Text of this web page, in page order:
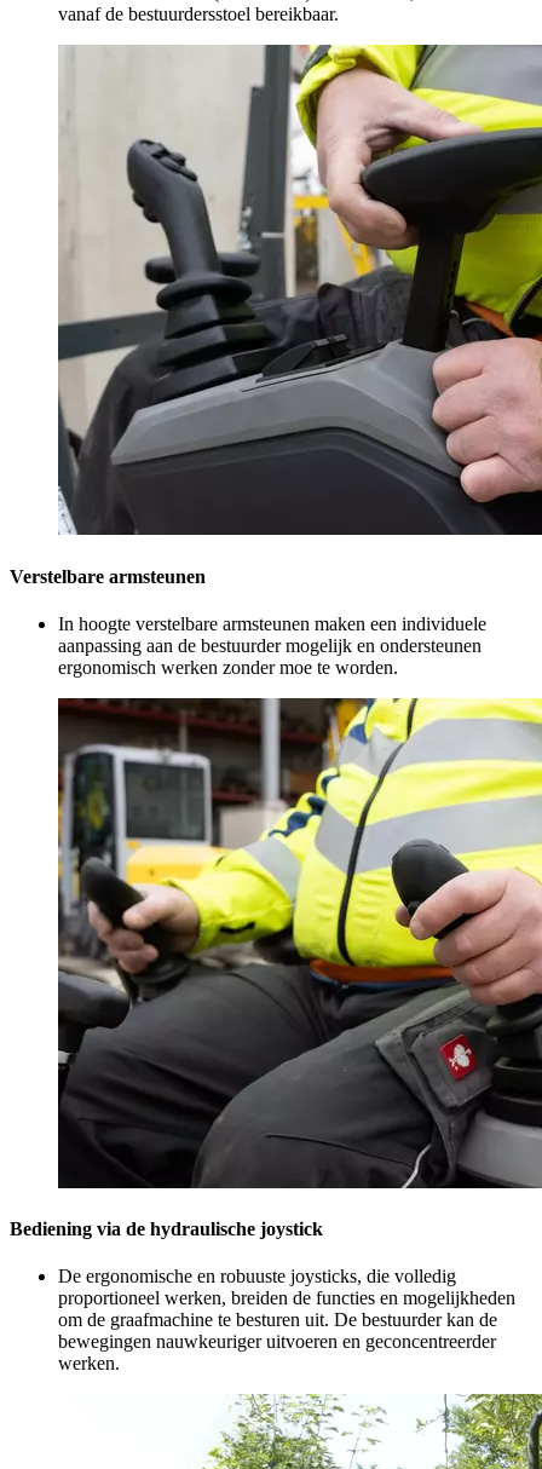
vanaf de bestuurdersstoel bereikbaar.
Verstelbare armsteunen
In hoogte verstelbare armsteunen maken een individuele
aanpassing aan de bestuurder mogelijk en ondersteunen
ergonomisch werken zonder moe te worden.
Bediening via de hydraulische joystick
De ergonomische en robuuste joysticks, die volledig
proportioneel werken, breiden de functies en mogelijkheden
om de graafmachine te besturen uit. De bestuurder kan de
bewegingen nauwkeuriger uitvoeren en geconcentreerder
werken.